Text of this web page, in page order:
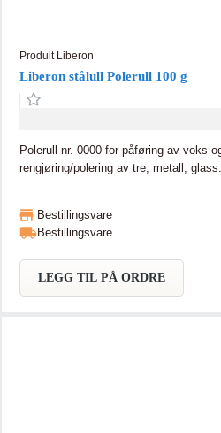
Produit Liberon
Liberon stålull Polerull 100 g
Polerull nr. 0000 for påføring av voks
rengjøring/polering av tre, metall, glass.
Bestillingsvare
Bestillingsvare
LEGG TIL PÅ ORDRE